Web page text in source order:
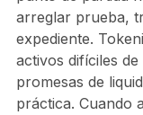
arreglar prueba,
expediente.
activos difíciles
promesas de
práctica. Cuando